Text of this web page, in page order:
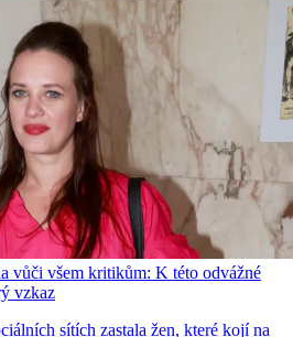
vůči všem kritikům: K této odvážné
vzkaz
sítích zastala žen, které kojí na